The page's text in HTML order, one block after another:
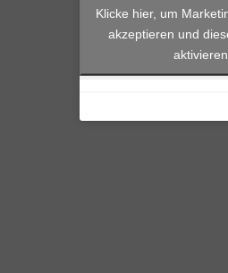
Klicke hier, um
akzeptieren und
aktivieren